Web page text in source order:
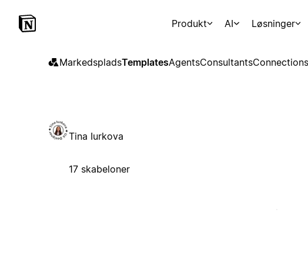
Produkt AI Løsninger
MarkedspladsTemplatesAgentsConsultantsConnections
Tina Iurkova
17 skabeloner